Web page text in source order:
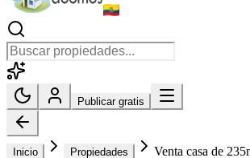
Publicar gratis
Inicio Propiedades Venta casa de